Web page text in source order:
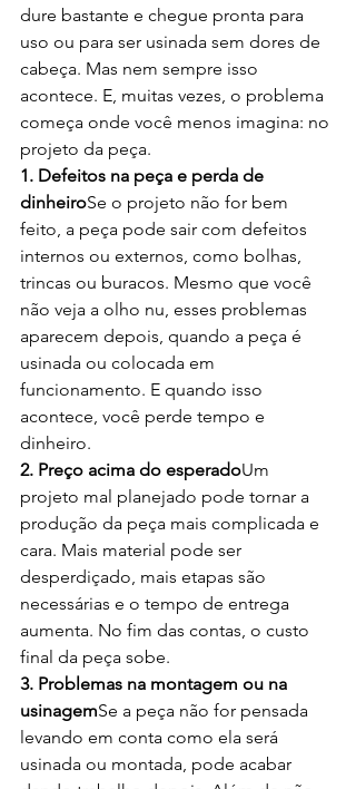
dure bastante e chegue pronta para
uso ou para ser usinada sem dores de
cabeça. Mas nem sempre isso
acontece. E, muitas vezes, o problema
começa onde você menos imagina: no
projeto da peça.
1. Defeitos na peça e perda de
dinheiroSe o projeto não for bem
feito, a peça pode sair com defeitos
internos ou externos, como bolhas,
trincas ou buracos. Mesmo que você
não veja a olho nu, esses problemas
aparecem depois, quando a peça é
usinada ou colocada em
funcionamento. E quando isso
acontece, você perde tempo e
dinheiro.
2. Preço acima do esperadoUm
projeto mal planejado pode tornar a
produção da peça mais complicada e
cara. Mais material pode ser
desperdiçado, mais etapas são
necessárias e o tempo de entrega
aumenta. No fim das contas, o custo
final da peça sobe.
3. Problemas na montagem ou na
usinagemSe a peça não for pensada
levando em conta como ela será
usinada ou montada, pode acabar